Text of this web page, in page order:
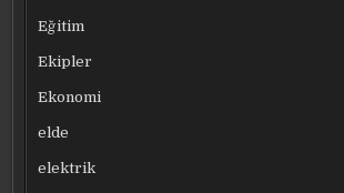
Eğitim
Ekipler
Ekonomi
elde
elektrik